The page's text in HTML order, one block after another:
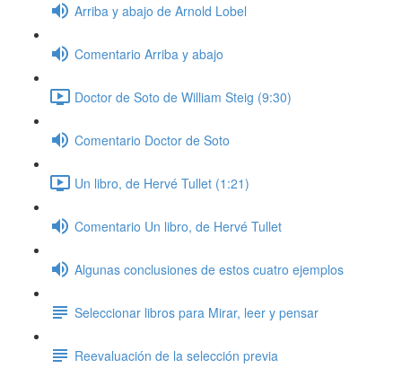
Arriba y abajo de Arnold Lobel
Comentario Arriba y abajo
Doctor de Soto de William Steig (9:30)
Comentario Doctor de Soto
Un libro, de Hervé Tullet (1:21)
Comentario Un libro, de Hervé Tullet
Algunas conclusiones de estos cuatro ejemplos
Seleccionar libros para Mirar, leer y pensar
Reevaluación de la selección previa